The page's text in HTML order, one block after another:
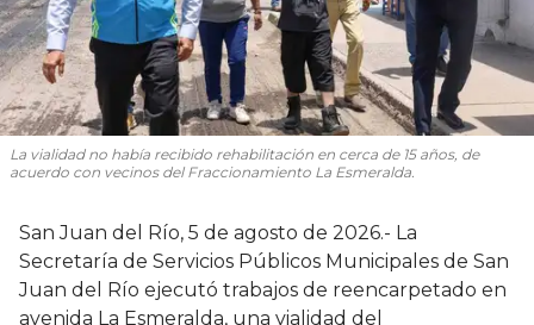
La vialidad no había recibido rehabilitación en cerca de 15 años, de
acuerdo con vecinos del Fraccionamiento La Esmeralda.
San Juan del Río, 5 de agosto de 2026.- La
Secretaría de Servicios Públicos Municipales de San
Juan del Río ejecutó trabajos de reencarpetado en
avenida La Esmeralda, una vialidad del